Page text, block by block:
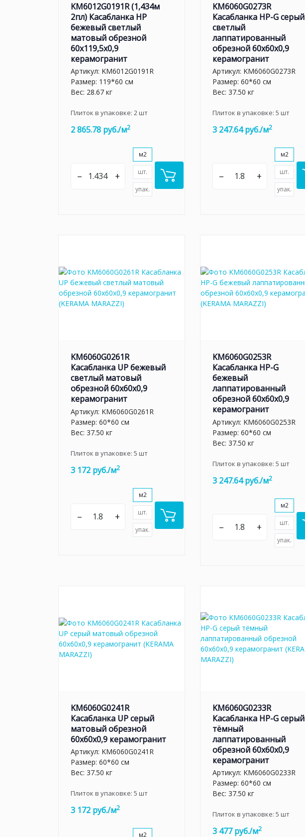
KM6012G0191R (1,434м
2пл) Касабланка HP
бежевый светлый
матовый обрезной
60x119,5x0,9
керамогранит
Артикул: KM6012G0191R
Размер: 119*60 см
Вес: 28.67 кг
Плиток в упаковке: 2шт
2 865.78 руб./м2
– +
м2
шт.
упак.
KM6060G0273R
Касабланка HP-G серый
светлый
лаппатированный
обрезной 60x60x0,9
керамогранит
Артикул: KM6060G0273R
Размер: 60*60 см
Вес: 37.50 кг
Плиток в упаковке: 5 шт
3 247.64 руб./м2
– +
м2
шт.
упак.
KM6060G0261R
Касабланка UP бежевый
светлый матовый
обрезной 60x60x0,9
керамогранит
Артикул: KM6060G0261R
Размер: 60*60 см
Вес: 37.50 кг
Плиток в упаковке: 5 шт
3 172 руб./м2
– +
м2
шт.
упак.
KM6060G0253R
Касабланка HP-G
бежевый
лаппатированный
обрезной 60x60x0,9
керамогранит
Артикул: KM6060G0253R
Размер: 60*60 см
Вес: 37.50 кг
Плиток в упаковке: 5 шт
3 247.64 руб./м2
– +
м2
шт.
упак.
KM6060G0241R
Касабланка UP серый
матовый обрезной
60x60x0,9 керамогранит
Артикул: KM6060G0241R
Размер: 60*60 см
Вес: 37.50 кг
Плиток в упаковке: 5 шт
3 172 руб./м2
м2
KM6060G0233R
Касабланка HP-G серый
тёмный
лаппатированный
обрезной 60x60x0,9
керамогранит
Артикул: KM6060G0233R
Размер: 60*60 см
Вес: 37.50 кг
Плиток в упаковке: 5 шт
3 477 руб./м2